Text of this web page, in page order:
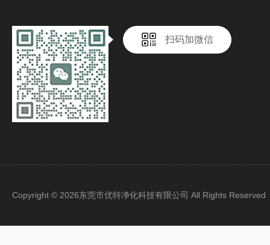
扫码加微信
Copyright © 2026东莞市优特净化科技有限公司 All Rights